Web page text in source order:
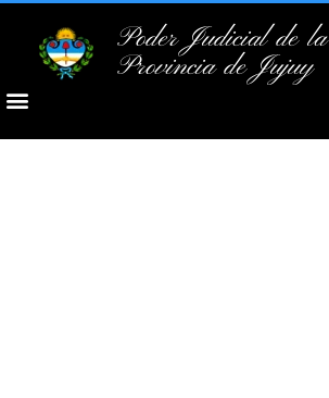
Poder Judicial de la
Provincia de Jujuy